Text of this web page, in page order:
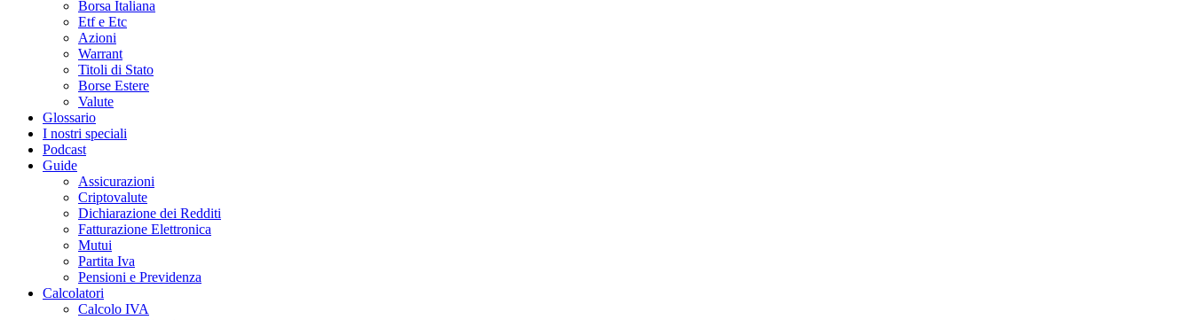
Borsa Italiana
Etf e Etc
Azioni
Warrant
Titoli di Stato
Borse Estere
Valute
Glossario
I nostri speciali
Podcast
Guide
Assicurazioni
Criptovalute
Dichiarazione dei Redditi
Fatturazione Elettronica
Mutui
Partita Iva
Pensioni e Previdenza
Calcolatori
Calcolo IVA